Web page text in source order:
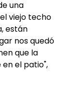
una
viejo techo
están
nos quedó
que la
el patio",